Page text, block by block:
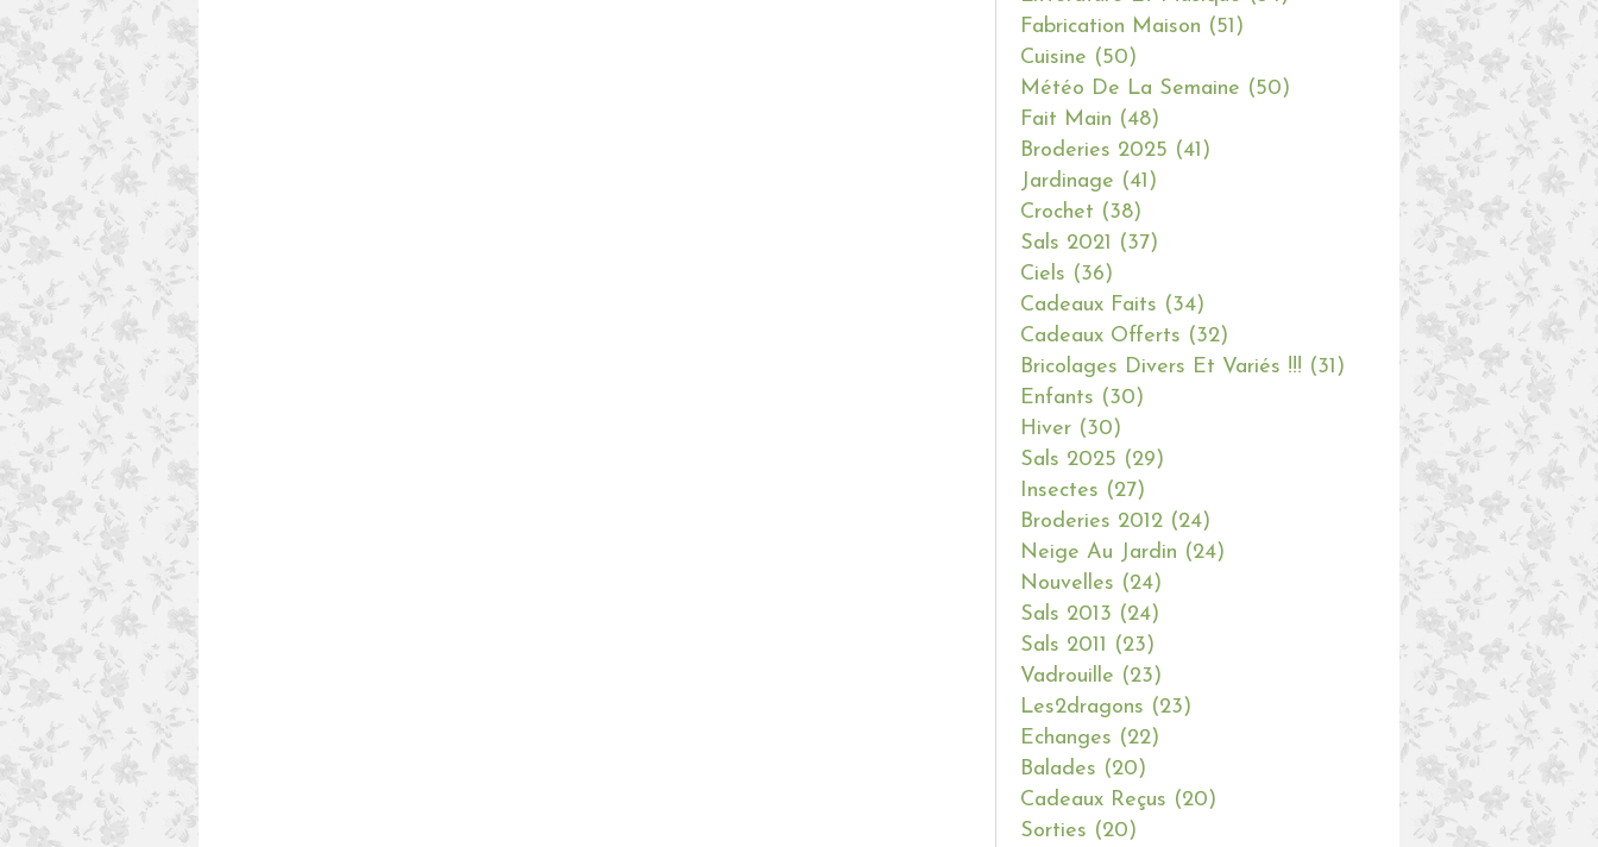
Fabrication Maison (51)
Cuisine (50)
Météo De La Semaine (50)
Fait Main (48)
Broderies 2025 (41)
Jardinage (41)
Crochet (38)
Sals 2021
(37)
Ciels (36)
Cadeaux Faits (34)
Cadeaux Offerts (32)
Bricolages Divers Et Variés !!! (31)
Enfants (30)
Hiver (30)
Sals 2025 (29)
Insectes (27)
Broderies 2012 (24)
Neige Au Jardin (24)
Nouvelles (24)
Sals 2013 (24)
Sals 2011
(23)
Vadrouille (23)
Les2dragons (23)
Echanges (22)
Balades (20)
Cadeaux Reçus (20)
Sorties (20)